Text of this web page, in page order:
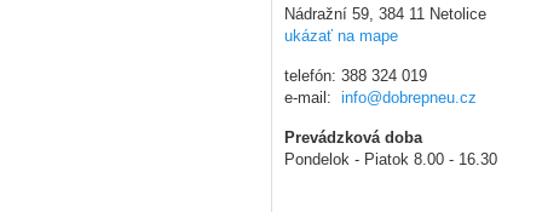
Nádražní 59, 384 11 Netolice
ukázať na mape
telefón: 388 324 019
e-mail: info@dobrepneu.cz
Prevádzková doba
Pondelok - Piatok 8.00 - 16.30